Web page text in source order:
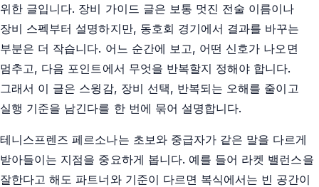
위한 글입니다. 장비 가이드 글은 보통 멋진 전술 이름이나
장비 스펙부터 설명하지만, 동호회 경기에서 결과를 바꾸는
부분은 더 작습니다. 어느 순간에 보고, 어떤 신호가 나오면
멈추고, 다음 포인트에서 무엇을 반복할지 정해야 합니다.
그래서 이 글은 스윙감, 장비 선택, 반복되는 오해를 줄이고
실행 기준을 남긴다를 한 번에 묶어 설명합니다.
테니스프렌즈 페르소나는 초보와 중급자가 같은 말을 다르게
받아들이는 지점을 중요하게 봅니다. 예를 들어 라켓 밸런스을
잘한다고 해도 파트너와 기준이 다르면 복식에서는 빈 공간이